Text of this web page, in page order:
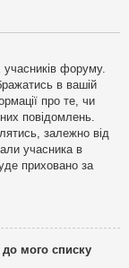
форуму.
в вашій
про те, чи
повідомлень.
залежно від
учасника в
приховано за
мого списку